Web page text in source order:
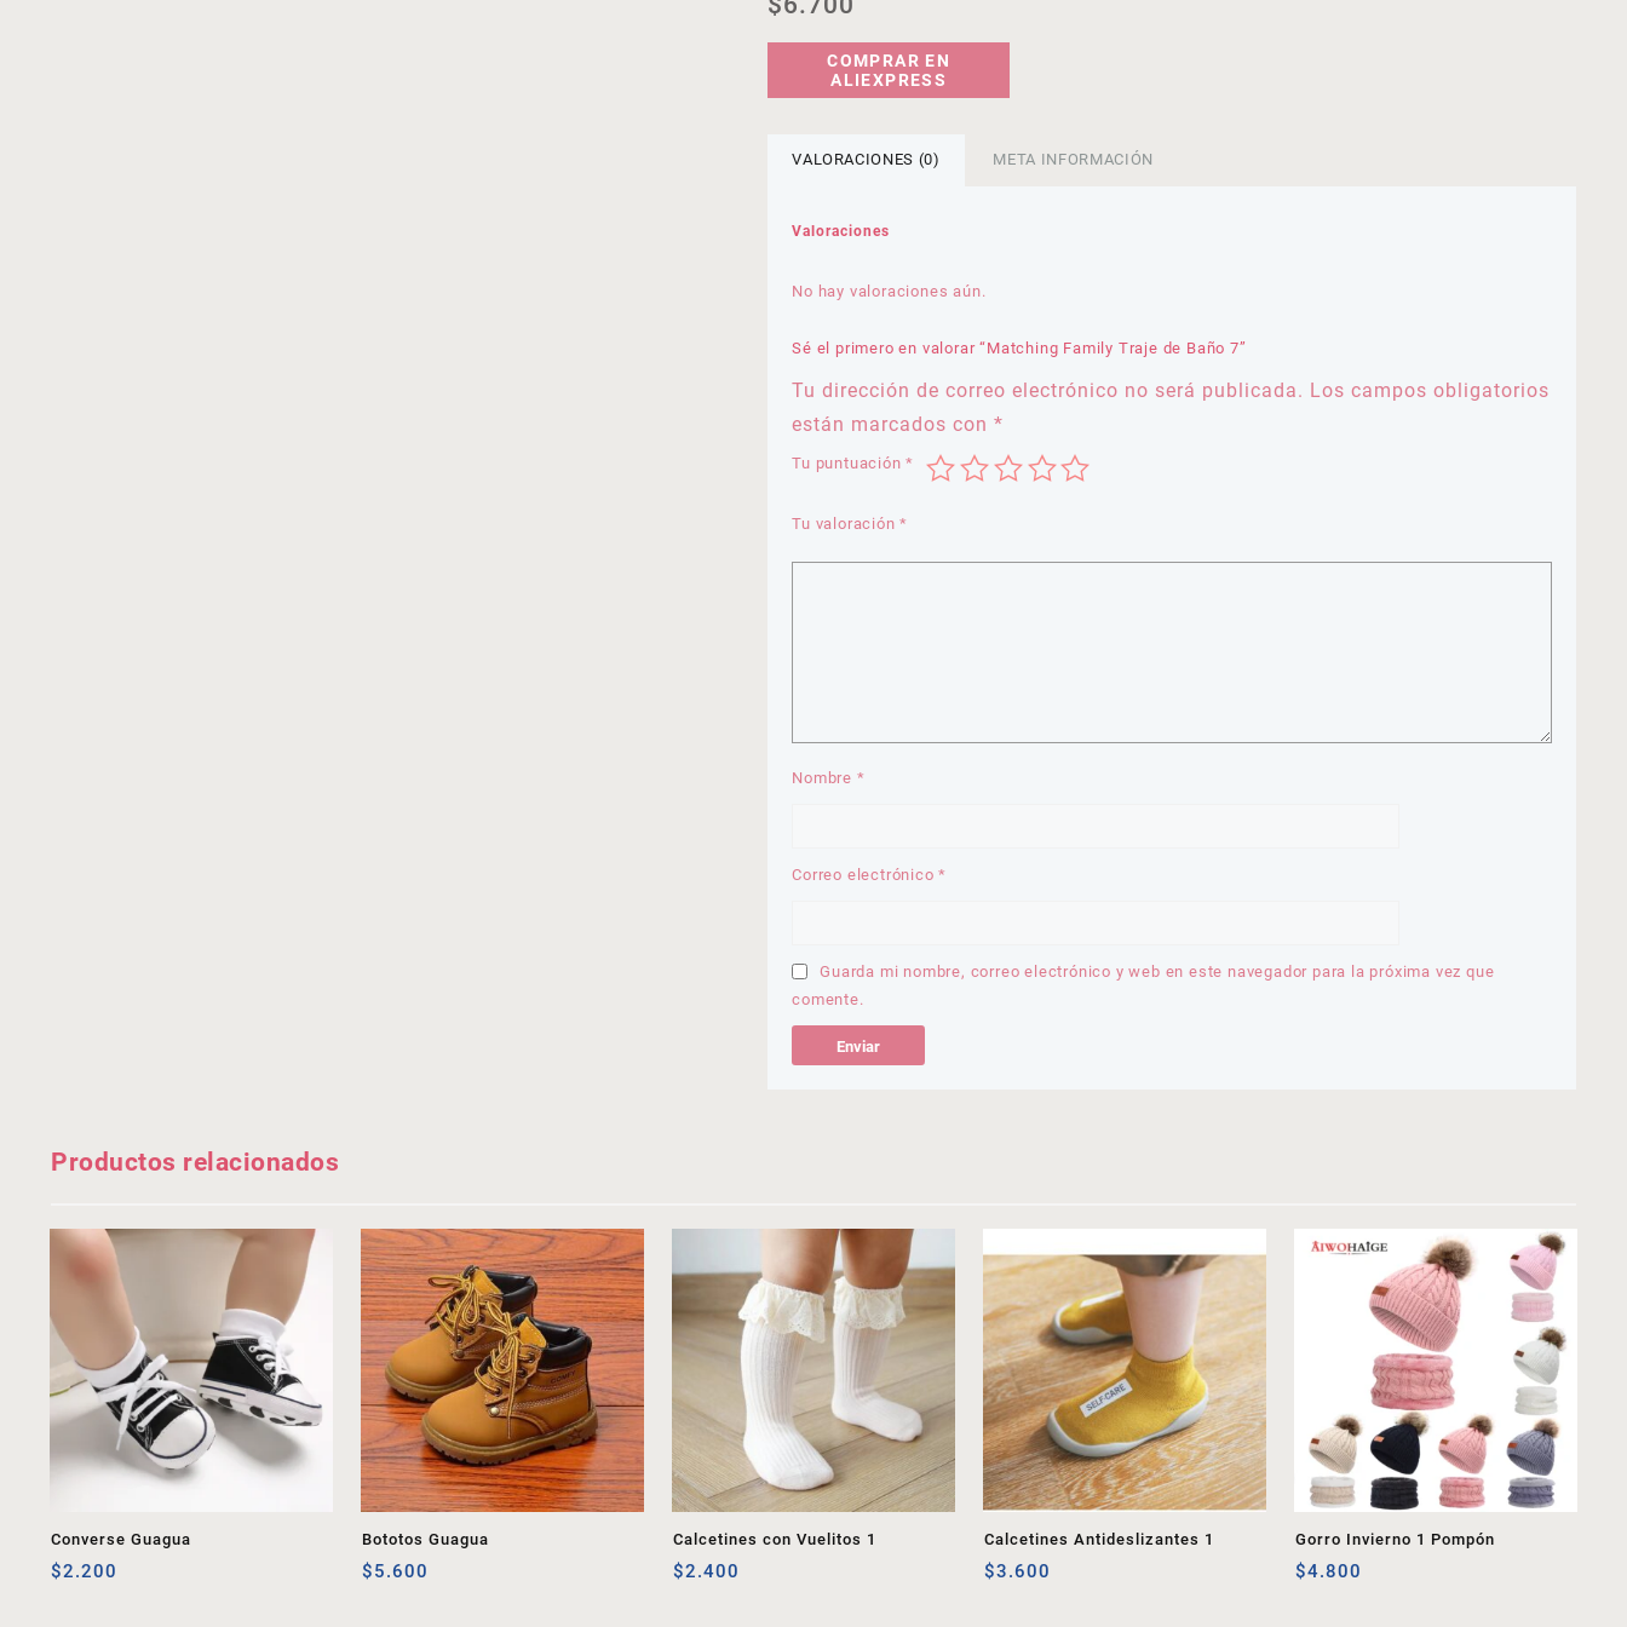
COMPRAR EN
ALIEXPRESS
VALORACIONES (0) META INFORMACIÓN
Valoraciones
No hay valoraciones aún.
Sé el primero en valorar “Matching Family Traje de Baño 7”
Tu dirección de correo electrónico no será publicada. Los campos obligatorios
están marcados con*
Tu puntuación*
Tu valoración*
Nombre *
Correo electrónico*
Guarda mi nombre, correo electrónico y web en este navegador para la próxima vez que
comente.
Productos relacionados
Converse Guagua
$2.200
Bototos Guagua
$5.600
Calcetines con Vuelitos 1
$2.400
Calcetines Antideslizantes 1
$3.600
Gorro Invierno 1 Pompón
$4.800